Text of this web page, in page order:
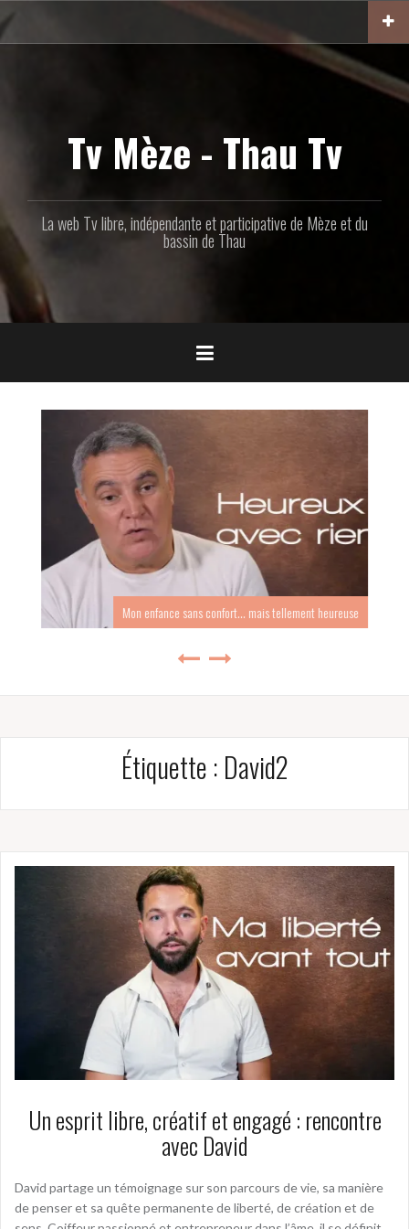
au
contenu
Tv Mèze - Thau Tv
La web Tv libre, indépendante et participative de Mèze et du
bassin de Thau
Mon enfance sans confort… mais tellement heureuse
Étiquette : David2
Un esprit libre, créatif et engagé : rencontre
avec David
David partage un témoignage sur son parcours de vie, sa manière
de penser et sa quête permanente de liberté, de création et de